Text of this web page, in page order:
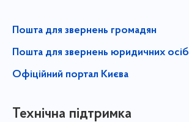
Пошта для звернень громадян
Пошта для звернень юридичних осіб
Офіційний портал Києва
Технічна підтримка